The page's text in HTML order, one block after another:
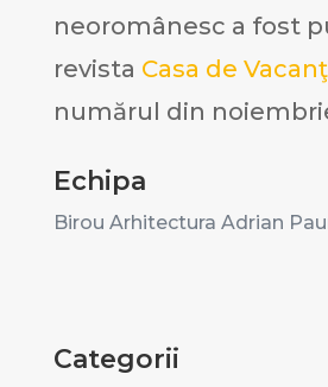
neoromânesc a fost
revista Casa de
numărul din
Echipa
Birou Arhitectura Adrian
Categorii